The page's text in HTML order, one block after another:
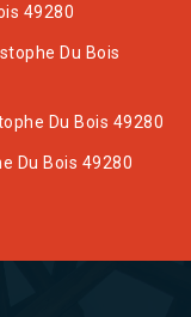
49280
Du Bois
Du Bois 49280
Du Bois 49280